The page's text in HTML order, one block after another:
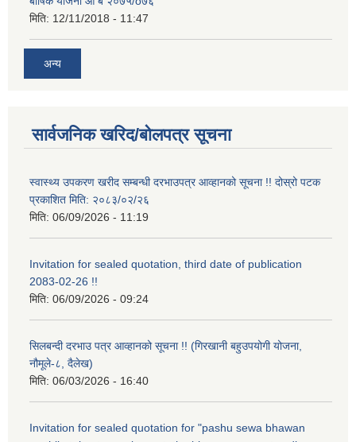
मिति: 12/11/2018 - 11:47
अन्य
सार्वजनिक खरिद/बोलपत्र सूचना
स्वास्थ्य उपकरण खरीद सम्बन्धी दरभाउपत्र आव्हानको सूचना !! दोस्रो पटक
प्रकाशित मिति: २०८३/०२/२६
मिति: 06/09/2026 - 11:19
Invitation for sealed quotation, third date of publication
2083-02-26 !!
मिति: 06/09/2026 - 09:24
सिलबन्दी दरभाउ पत्र आव्हानको सूचना !! (गिरखानी बहुउपयोगी योजना,
नौमूले-८, दैलेख)
मिति: 06/03/2026 - 16:40
Invitation for sealed quotation for "pashu sewa bhawan